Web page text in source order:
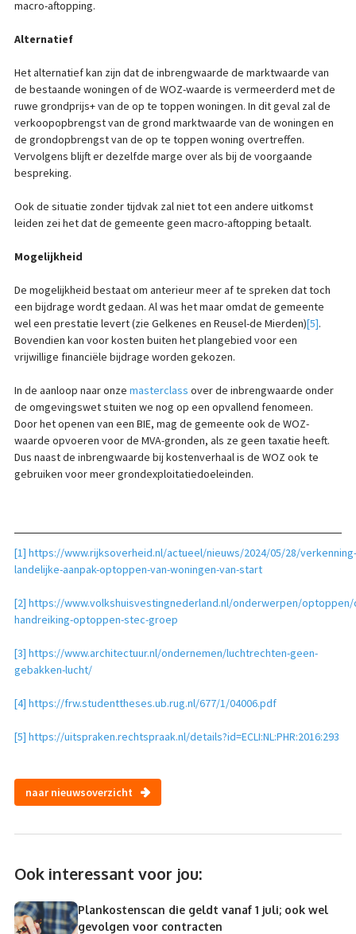
macro-aftopping.
Alternatief
Het alternatief kan zijn dat de inbrengwaarde de marktwaarde van
de bestaande woningen of de WOZ-waarde is vermeerderd met de
ruwe grondprijs+ van de op te toppen woningen. In dit geval zal de
verkoopopbrengst van de grond marktwaarde van de woningen en
de grondopbrengst van de op te toppen woning overtreffen.
Vervolgens blijft er dezelfde marge over als bij de voorgaande
bespreking.
Ook de situatie zonder tijdvak zal niet tot een andere uitkomst
leiden zei het dat de gemeente geen macro-aftopping betaalt.
Mogelijkheid
De mogelijkheid bestaat om anterieur meer af te spreken dat toch
een bijdrage wordt gedaan. Al was het maar omdat de gemeente
wel een prestatie levert (zie Gelkenes en Reusel-de Mierden)[5].
Bovendien kan voor kosten buiten het plangebied voor een
vrijwillige financiële bijdrage worden gekozen.
In de aanloop naar onze masterclass over de inbrengwaarde onder
de omgevingswet stuiten we nog op een opvallend fenomeen.
Door het openen van een BIE, mag de gemeente ook de WOZ-
waarde opvoeren voor de MVA-gronden, als ze geen taxatie heeft.
Dus naast de inbrengwaarde bij kostenverhaal is de WOZ ook te
gebruiken voor meer grondexploitatiedoeleinden.
[1] https://www.rijksoverheid.nl/actueel/nieuws/2024/05/28/verkenning-
landelijke-aanpak-optoppen-van-woningen-van-start
[2] https://www.volkshuisvestingnederland.nl/onderwerpen/
handreiking-optoppen-stec-groep
[3] https://www.architectuur.nl/ondernemen/luchtrechten-geen-
gebakken-lucht/
[4] https://frw.studenttheses.ub.rug.nl/677/1/04006.pdf
[5] https://uitspraken.rechtspraak.nl/details?id=ECLI:NL:PHR:2016:293
naar nieuwsoverzicht
Ook interessant voor jou:
Plankostenscan die geldt vanaf 1 juli; ook wel
gevolgen voor contracten